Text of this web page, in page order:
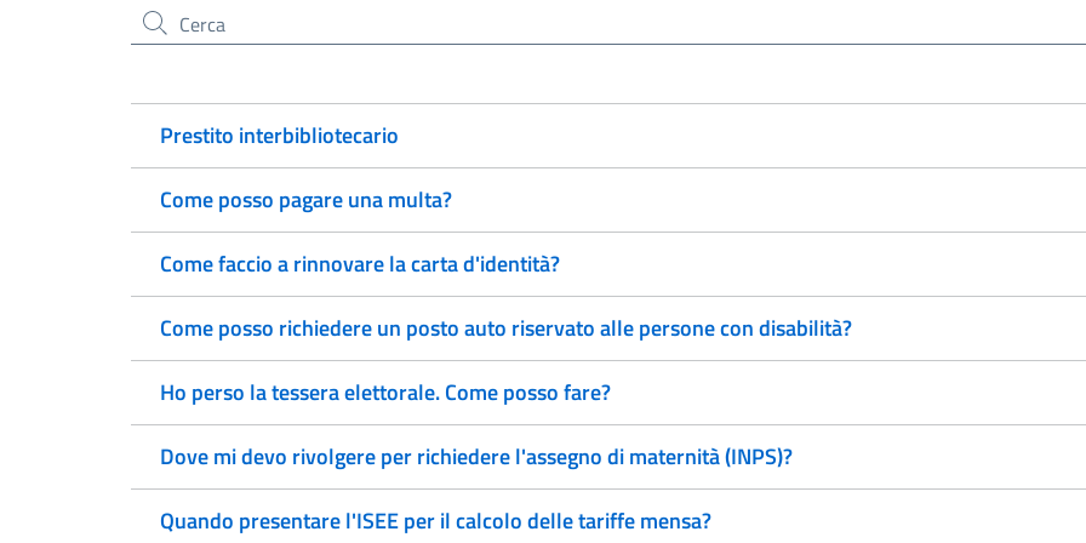
Cerca nel sito
Prestito interbibliotecario
Come posso pagare una multa?
Come faccio a rinnovare la carta d'identità?
Come posso richiedere un posto auto riservato alle persone con disabilità?
Ho perso la tessera elettorale. Come posso fare?
Dove mi devo rivolgere per richiedere l'assegno di maternità (INPS)?
Quando presentare l'ISEE per il calcolo delle tariffe mensa?